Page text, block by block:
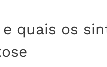
quais os